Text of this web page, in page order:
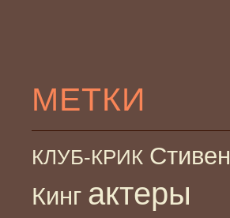
МЕТКИ
КЛУБ-КРИК Стивен
Кинг актеры